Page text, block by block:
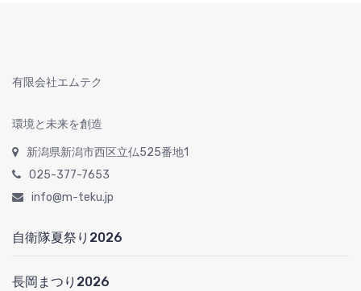
有限会社エムテク
環境と未来を創造
新潟県新潟市西区立仏525番地1
025-377-7653
info@m-teku.jp
自衛隊夏祭り2026
長岡まつり2026